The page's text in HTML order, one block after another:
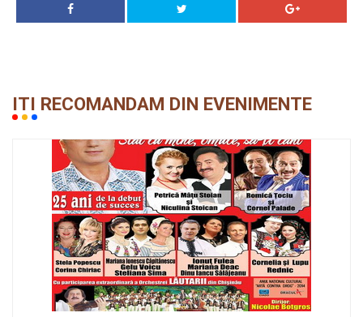
ITI RECOMANDAM DIN EVENIMENTE